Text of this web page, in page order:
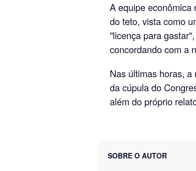
A equipe econômica
do teto, vista como
"licença para
concordando com a
Nas últimas horas,
da cúpula do
além do próprio
SOBRE O AUTOR